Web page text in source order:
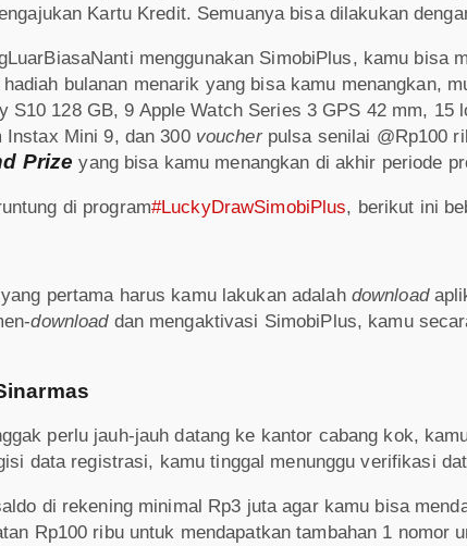
Kartu Kredit. Semuanya bisa dilakukan
menggunakan SimobiPlus, kamu bisa
bulanan menarik yang bisa kamu menangkan,
S10 128 GB, 9 Apple Watch Series 3 GPS 42 mm, 15
Instax Mini 9, dan 300 voucherpulsa senilai @Rp100
Prize yang bisa kamu menangkan di akhir periode
di program#LuckyDrawSimobiPlus, berikut ini
pertama harus kamu lakukan adalah download
download dan mengaktivasi SimobiPlus, kamu
perlu jauh-jauh datang ke kantor cabang kok,
data registrasi, kamu tinggal menunggu verifikasi
di rekening minimal Rp3 juta agar kamu bisa
Rp100 ribu untuk mendapatkan tambahan 1 nomor